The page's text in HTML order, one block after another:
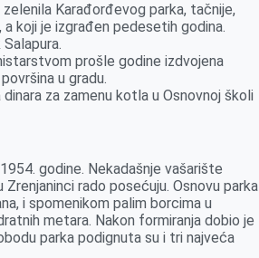
Karađorđevog parka, tačnije,
koji je izgrađen pedesetih godina.
prošle godine izdvojena
u gradu.
za zamenu kotla u Osnovnoj školi
godine. Nekadašnje vašarište
rado posećuju. Osnovu parka
i spomenikom palim borcima u
metara. Nakon formiranja dobio je
parka podignuta su i tri najveća